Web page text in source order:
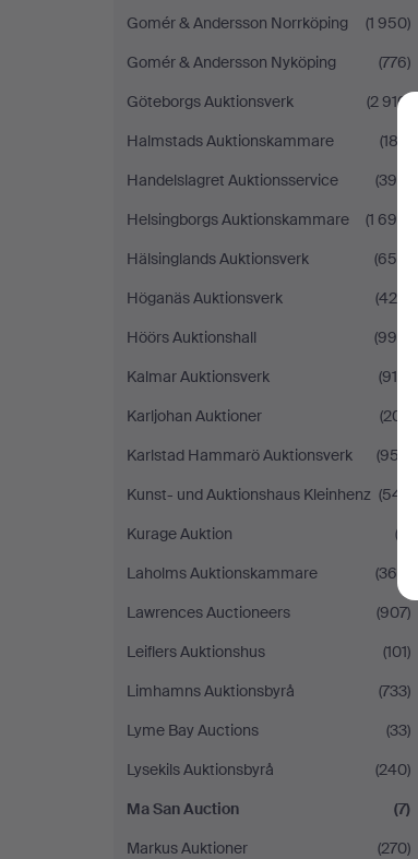
Gomér & Andersson Norrköping
(1 950)
Gomér & Andersson Nyköping
(776)
Göteborgs Auktionsverk
(2 910)
Halmstads Auktionskammare
(183)
Handelslagret Auktionsservice
(390)
Helsingborgs Auktionskammare
(1 698)
Hälsinglands Auktionsverk
(650)
Höganäs Auktionsverk
(425)
Höörs Auktionshall
(995)
Kalmar Auktionsverk
(916)
Karljohan Auktioner
(201)
Karlstad Hammarö Auktionsverk
(957)
Kunst- und Auktionshaus Kleinhenz (541)
Kurage Auktion
(2)
Laholms Auktionskammare
(365)
Lawrences Auctioneers
(907)
Leiflers Auktionshus
(101)
Limhamns Auktionsbyrå
(733)
Lyme Bay Auctions
(33)
Lysekils Auktionsbyrå
(240)
Ma San Auction
(7)
Markus Auktioner
(270)